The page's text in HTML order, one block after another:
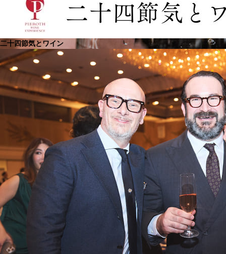
葡萄の栽培とワイン造り
チリのワイナリーは南北に細く広がる国土の中央部に集中。現在、ミラマンは国の
ほぼ中央に位置するサンティアゴ近郊にあるマイポ・ヴァレーのカペラナ・エステ
ート、首都から南に300kmほどにあるクリコ・ヴァレーのペテロア・エステートと
サン・ホルヘ・エステートと、3カ所の葡萄畑を所有しています。複数の場所に畑
を所有することで、それぞれの品種やテロワールの特徴を生かしたワインが造れる
のです。人気の品種の生産に加え、ミラマンは、マルベックとジンファンデルを栽
培するチリの数少ないワイナリーの一つです。ほとんどのワインは、家族経営の農
園で収穫された自社畑の葡萄を使用しているため、畑から瓶詰めまでの工程で入念
な品質管理を行うことができ、高品質で一貫したワインを生産しています。
二十四節気とワイン